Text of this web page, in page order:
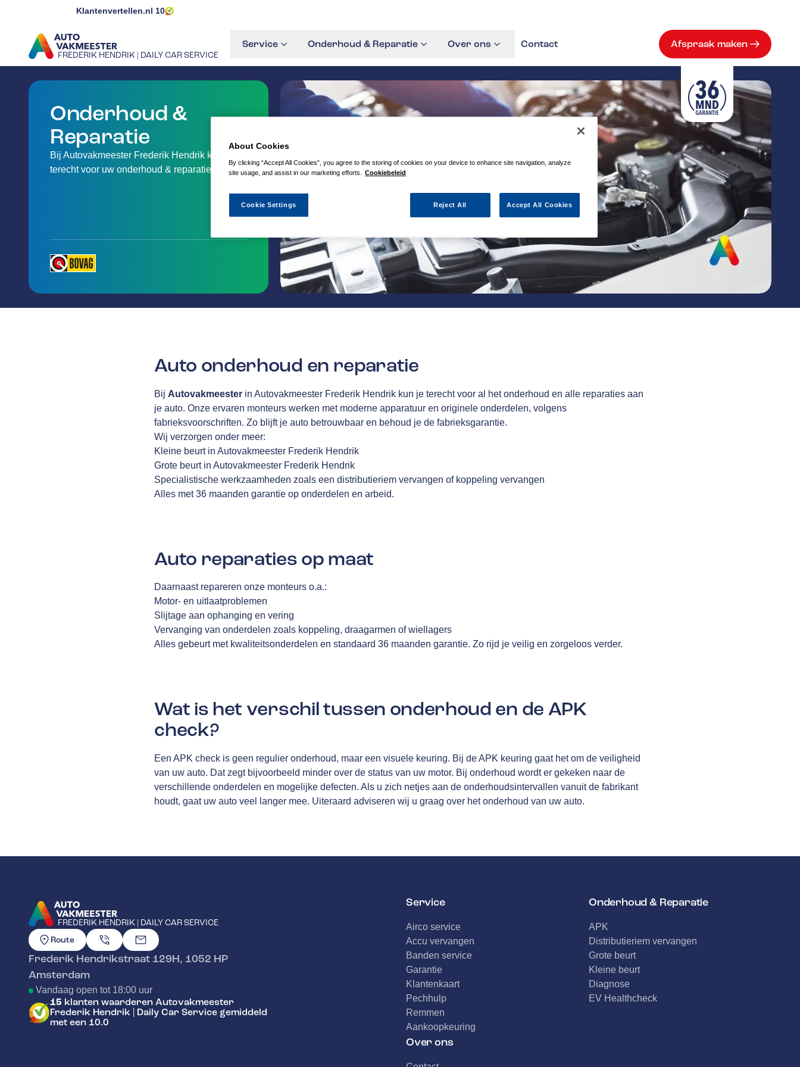
Klantenvertellen.nl 10
FREDERIK HENDRIK | DAILY CAR SERVICE
GA NAAR DE HOMEPAGINA
Service Onderhoud & Reparatie Over ons Contact Afspraak maken
Onderhoud &
Reparatie
Bij Autovakmeester Frederik Hendrik kunt u
terecht voor uw onderhoud & reparatie
Auto onderhoud en reparatie
Bij Autovakmeester in Autovakmeester Frederik Hendrik kun je terecht voor al het onderhoud en alle reparaties aan
je auto. Onze ervaren monteurs werken met moderne apparatuur en originele onderdelen, volgens
fabrieksvoorschriften. Zo blijft je auto betrouwbaar en behoud je de fabrieksgarantie.
Wij verzorgen onder meer:
Kleine beurt in Autovakmeester Frederik Hendrik
Grote beurt in Autovakmeester Frederik Hendrik
Specialistische werkzaamheden zoals een distributieriem vervangen of koppeling vervangen
Alles met 36 maanden garantie op onderdelen en arbeid.
Auto reparaties op maat
Daarnaast repareren onze monteurs o.a.:
Motor- en uitlaatproblemen
Slijtage aan ophanging en vering
Vervanging van onderdelen zoals koppeling, draagarmen of wiellagers
Alles gebeurt met kwaliteitsonderdelen en standaard 36 maanden garantie. Zo rijd je veilig en zorgeloos verder.
Wat is het verschil tussen onderhoud en de APK
check?
Een APK check is geen regulier onderhoud, maar een visuele keuring. Bij de APK keuring gaat het om de veiligheid
van uw auto. Dat zegt bijvoorbeeld minder over de status van uw motor. Bij onderhoud wordt er gekeken naar de
verschillende onderdelen en mogelijke defecten. Als u zich netjes aan de onderhoudsintervallen vanuit de fabrikant
houdt, gaat uw auto veel langer mee. Uiteraard adviseren wij u graag over het onderhoud van uw auto.
FREDERIK HENDRIK | DAILY CAR SERVICE
GA NAAR DE HOMEPAGINA
Route
Frederik Hendrikstraat 129H, 1052 HP
Amsterdam
Vandaag open tot 18:00 uur
15 klanten waarderen Autovakmeester
Frederik Hendrik | Daily Car Service gemiddeld
met een 10.0
Service
Airco service
Accu vervangen
Banden service
Garantie
Klantenkaart
Pechhulp
Remmen
Aankoopkeuring
Onderhoud & Reparatie
APK
Distributieriem vervangen
Grote beurt
Kleine beurt
Diagnose
EV Healthcheck
Over ons
About Cookies
By clicking “Accept All Cookies”, you agree to the storing of cookies on your device to enhance site navigation, analyze
site usage, and assist in our marketing efforts.
Cookiebeleid
Reject All Accept All Cookies
Cookie Settings